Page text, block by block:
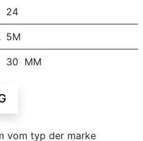
24
5M
30 MM
vom typ der marke